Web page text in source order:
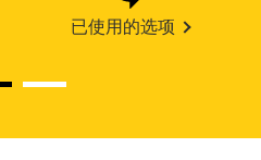
已使用的选项